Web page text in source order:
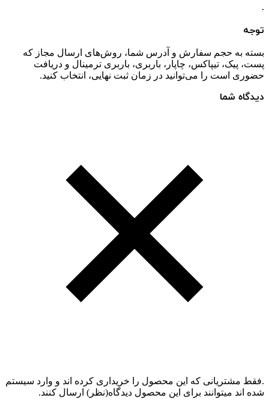
.
توجه
بسته به حجم سفارش و آدرس شما، روش‌های ارسال مجاز که
پست، پیک، تیپاکس، چاپار، باربری، باربری ترمینال و دریافت
حضوری است را می‌توانید در زمان ثبت نهایی، انتخاب کنید.
دیدگاه شما
.فقط مشتریانی که این محصول را خریداری کرده اند و وارد سیستم
شده اند میتوانند برای این محصول دیدگاه(نظر) ارسال کنند.